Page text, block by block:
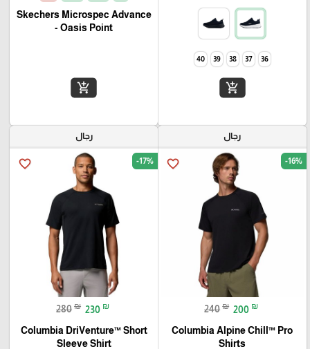
36
37
38
39
40
add_shopping_cart
Skechers Microspec Advance
- Oasis Point
add_shopping_cart
رجال
favorite_border -16%
240 ₪ 200 ₪
Columbia Alpine Chill™ Pro
Shirts
رجال
favorite_border -17%
280 ₪ 230 ₪
Columbia DriVenture™ Short
Sleeve Shirt